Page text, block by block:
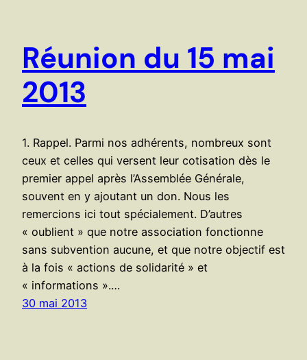
Réunion du 15 mai
2013
1. Rappel. Parmi nos adhérents, nombreux sont
ceux et celles qui versent leur cotisation dès le
premier appel après l’Assemblée Générale,
souvent en y ajoutant un don. Nous les
remercions ici tout spécialement. D’autres
« oublient » que notre association fonctionne
sans subvention aucune, et que notre objectif est
à la fois « actions de solidarité » et
« informations ».…
30 mai 2013